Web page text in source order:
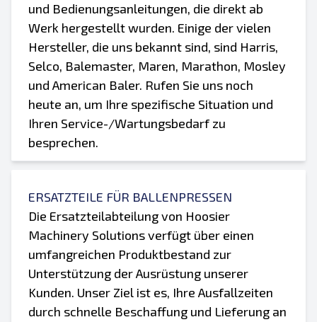
und Bedienungsanleitungen, die direkt ab
Werk hergestellt wurden. Einige der vielen
Hersteller, die uns bekannt sind, sind Harris,
Selco, Balemaster, Maren, Marathon, Mosley
und American Baler. Rufen Sie uns noch
heute an, um Ihre spezifische Situation und
Ihren Service-/Wartungsbedarf zu
besprechen.
ERSATZTEILE FÜR BALLENPRESSEN
Die Ersatzteilabteilung von Hoosier
Machinery Solutions verfügt über einen
umfangreichen Produktbestand zur
Unterstützung der Ausrüstung unserer
Kunden. Unser Ziel ist es, Ihre Ausfallzeiten
durch schnelle Beschaffung und Lieferung an